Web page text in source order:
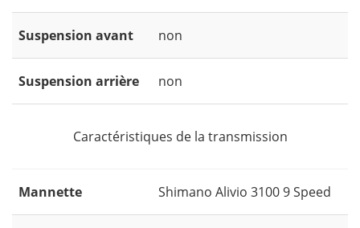
Suspension avant non
Suspension arrière non
Caractéristiques de la transmission
Mannette Shimano Alivio 3100 9 Speed